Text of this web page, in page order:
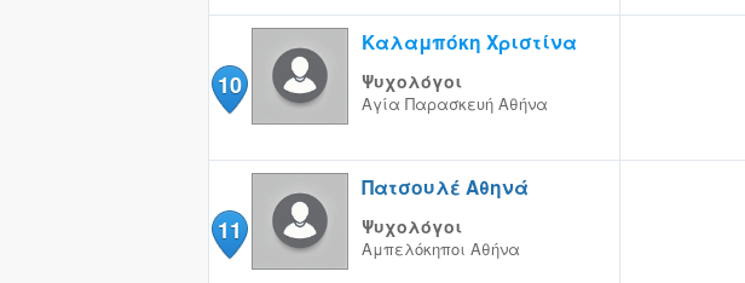
10
Καλαμπόκη Χριστίνα
Ψυχολόγοι
Αγία Παρασκευή Αθήνα
11
Πατσουλέ Αθηνά
Ψυχολόγοι
Αμπελόκηποι Αθήνα